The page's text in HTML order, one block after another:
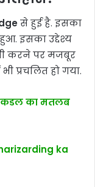
से हुई है. इसका
इसका उद्देश्य
करने पर मजबूर
प्रचलित हो गया.
का मतलब
ka